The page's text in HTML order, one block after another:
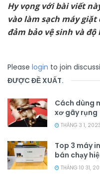
Hy vọng với bài viết
vào làm sạch máy
đảm bảo vệ sinh và độ
Please login to join
ĐƯỢC ĐỀ XUẤT.
Cách dùng
xơ gãy rụng
THÁNG 3 1, 2023
Top 3 máy
bán chạy
THÁNG 10 31,